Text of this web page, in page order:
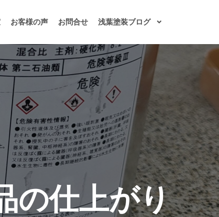
お客様の声 お問合せ 浅葉塗装ブログ
の仕上がり